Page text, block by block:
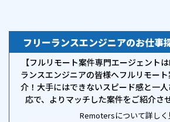
フリーランスエンジニアのお仕
【フルリモート案件専門エージェント
ランスエンジニアの皆様へフルリモー
介！大手にはできないスピード感と一
応で、よりマッチした案件をご紹介さ
Remotersについて詳しく